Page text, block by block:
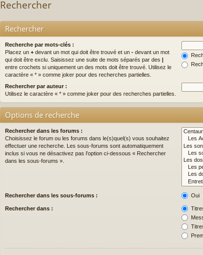
pi
de
Rechercher
Rechercher
Recherche par mots-clés :
Placez un + devant un mot qui doit être trouvé et un - devant un mot
qui doit être exclu. Saisissez une suite de mots séparés par des |
entre crochets si uniquement un des mots doit être trouvé. Utilisez le
caractère « * » comme joker pour des recherches partielles.
Rechercher par auteur :
Utilisez le caractère « * » comme joker pour des recherches partielles.
Options de recherche
Rechercher dans les forums :
Choisissez le forum ou les forums dans le(s)quel(s) vous souhaitez
effectuer une recherche. Les sous-forums sont automatiquement
inclus si vous ne désactivez pas l’option ci-dessous « Rechercher
dans les sous-forums ».
Rechercher dans les sous-forums : Oui
Rechercher dans :